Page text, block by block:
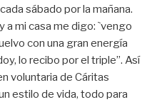
sábado por la mañana.
a mi casa me digo: `vengo
con una gran energía
lo recibo por el triple”. Así
voluntaria de Cáritas
estilo de vida, todo para